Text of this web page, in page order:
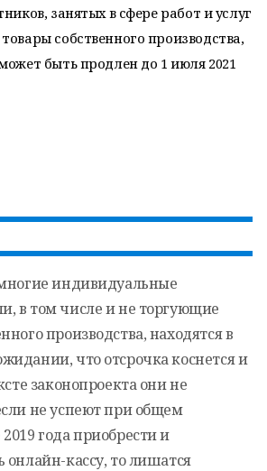
занятых в сфере работ и услуг
собственного производства,
быть продлен до 1 июля 2021
индивидуальные
в том числе и не торгующие
производства, находятся в
что отсрочка коснется и
законопроекта они не
не успеют при общем
года приобрести и
онлайн-кассу, то лишатся